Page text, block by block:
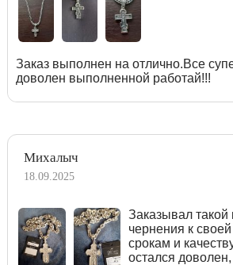
Заказ выполнен на отлично.Все
доволен выполненной работай!!!
Михалыч
18.09.2025
Заказывал такой
чернения к
срокам и
остался